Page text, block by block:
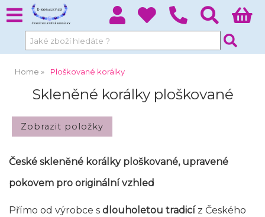
Home Ploškované korálky
Skleněné korálky ploškované
České skleněné korálky ploškované, upravené
pokovem pro originální vzhled
Přímo od výrobce s dlouholetou tradicí z Českého